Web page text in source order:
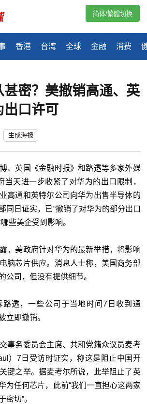
香港 台湾 全球 金融 消费
简体/繁體切換
甚密？美撤销高通、英
出口许可
生成海报
、英国《金融时报》和路透等多家外媒
当天进一步收紧了对华为的出口限制，
高通和英特尔公司向华为出售半导体的
同日证实，已“撤销了对华为的部分出口
些美企受到影响。
，美政府针对华为的最新举措，将影响
脑芯片供应。消息人士称，美国商务部
公司，但没有提供细节。
路透，一些公司于当地时间7日收到通
立即撤销。
事务委员会主席、共和党籍众议员麦考
）7日受访时证实，称这是阻止中国开
键之举。据麦考尔所说，此举阻止了英
为任何芯片，此前“我们一直担心这两家
密切”。